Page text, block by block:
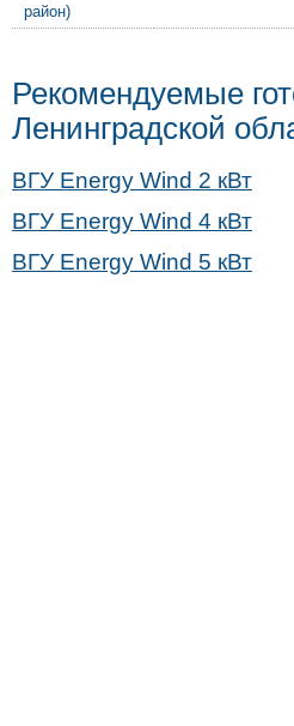
район)
Рекомендуемые
Ленинградской
ВГУ Energy Wind 2 кВт
ВГУ Energy Wind 4 кВт
ВГУ Energy Wind 5 кВт